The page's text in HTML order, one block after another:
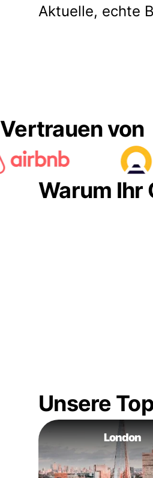
Aktuelle, echte
Vertrauen von
Warum Ihr
Unsere
London